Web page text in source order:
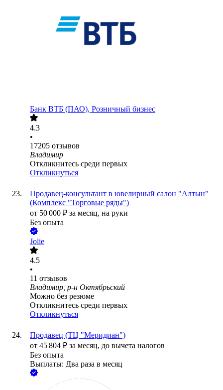
Банк ВТБ (ПАО), Розничный бизнес
4.3
•
17205 отзывов
Владимир
Откликнитесь среди первых
Откликнуться
Продавец-консультант в ювелирный салон "Алтын"
(Комплекс "Торговые ряды")
от 50 000 ₽ за месяц, на руки
Без опыта
Jolie
4.5
•
11 отзывов
Владимир, р-н Октябрьский
Можно без резюме
Откликнитесь среди первых
Откликнуться
Продавец (ТЦ "Меридиан")
от 45 804 ₽ за месяц, до вычета налогов
Без опыта
Выплаты: Два раза в месяц